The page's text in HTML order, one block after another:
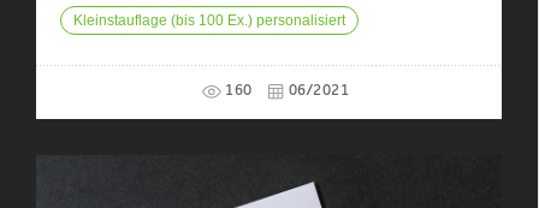
Kleinstauflage (bis 100 Ex.) personalisiert
160 06/2021